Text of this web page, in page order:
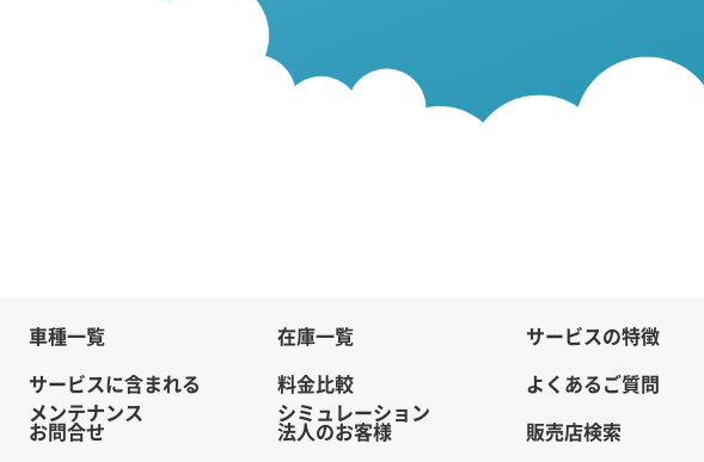
車種一覧 在庫一覧
サービスの特徴
サービスに含まれる
メンテナンス
料金比較
シミュレーション
よくあるご質問
お問合せ
法人のお客様 販売店検索